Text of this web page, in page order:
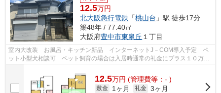
12.5万円
北大阪急行電鉄 「桃山台 」駅 徒歩17分
築48年 / 77.40㎡
大阪府豊中市東泉丘 １丁目
室内大改装 お風呂・キッチン新品 インターネットJ－COM導入予定 ペ
ット小型犬相談可 ペット飼育の場合は入居時通常の礼金にプラス１０万加
12.5万円 (管理費等：- )
敷金 1ヶ月 礼金 3ヶ月